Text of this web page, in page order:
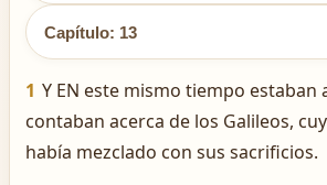
Capítulo: 13
1 Y EN este mismo tiempo estaban
contaban acerca de los Galileos,
había mezclado con sus sacrificios.